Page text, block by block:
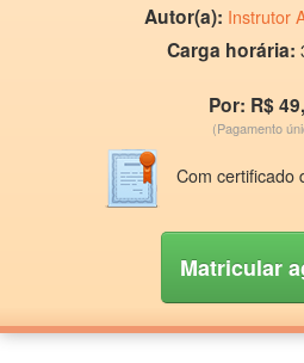
Autor(a): Instrutor
Carga horária:
Por: R$
(Pagamento
Com certificado
Matricular